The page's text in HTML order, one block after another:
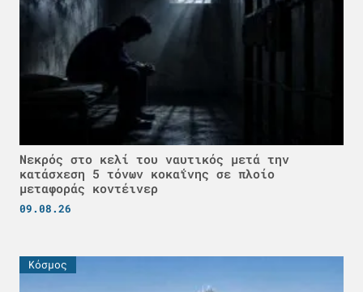
Νεκρός στο κελί του ναυτικός μετά την
κατάσχεση 5 τόνων κοκαΐνης σε πλοίο
μεταφοράς κοντέινερ
09.08.26
Κόσμος